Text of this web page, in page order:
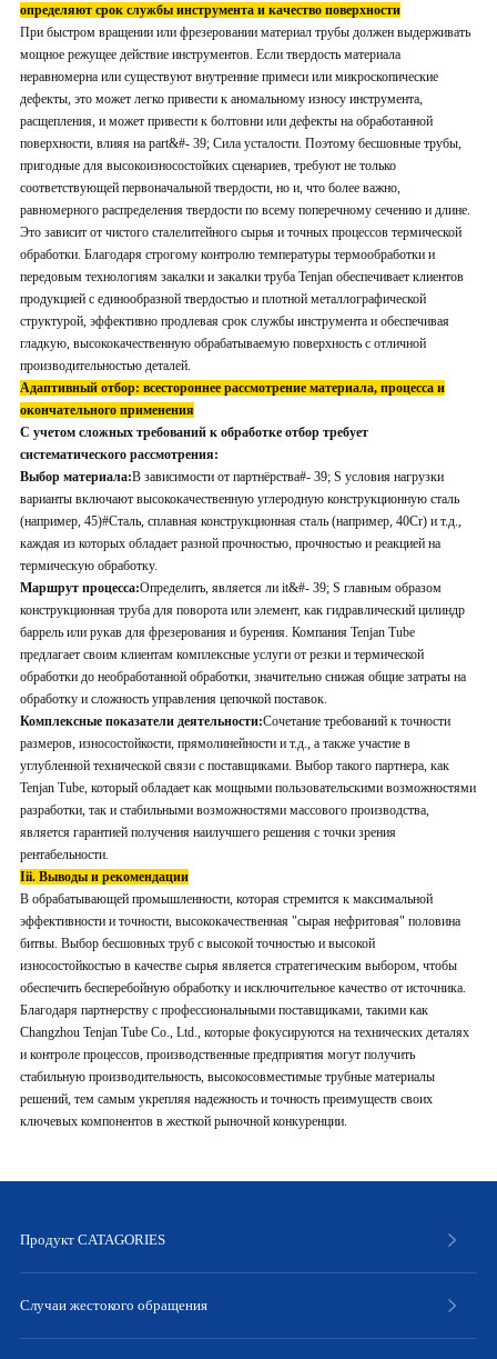
определяют срок службы инструмента и качество поверхности
При быстром вращении или фрезеровании материал трубы должен выдерживать
мощное режущее действие инструментов. Если твердость материала
неравномерна или существуют внутренние примеси или микроскопические
дефекты, это может легко привести к аномальному износу инструмента,
расщепления, и может привести к болтовни или дефекты на обработанной
поверхности, влияя на part&#- 39; Сила усталости. Поэтому бесшовные трубы,
пригодные для высокоизносостойких сценариев, требуют не только
соответствующей первоначальной твердости, но и, что более важно,
равномерного распределения твердости по всему поперечному сечению и длине.
Это зависит от чистого сталелитейного сырья и точных процессов термической
обработки. Благодаря строгому контролю температуры термообработки и
передовым технологиям закалки и закалки труба Tenjan обеспечивает клиентов
продукцией с единообразной твердостью и плотной металлографической
структурой, эффективно продлевая срок службы инструмента и обеспечивая
гладкую, высококачественную обрабатываемую поверхность с отличной
производительностью деталей.
Адаптивный отбор: всестороннее рассмотрение материала, процесса и
окончательного применения
С учетом сложных требований к обработке отбор требует
систематического рассмотрения:
Выбор материала:В зависимости от партнёрства#- 39; S условия нагрузки
варианты включают высококачественную углеродную конструкционную сталь
(например, 45)#Сталь, сплавная конструкционная сталь (например, 40Cr) и т.д.,
каждая из которых обладает разной прочностью, прочностью и реакцией на
термическую обработку.
Маршрут процесса:Определить, является ли it&#- 39; S главным образом
конструкционная труба для поворота или элемент, как гидравлический цилиндр
баррель или рукав для фрезерования и бурения. Компания Tenjan Tube
предлагает своим клиентам комплексные услуги от резки и термической
обработки до необработанной обработки, значительно снижая общие затраты на
обработку и сложность управления цепочкой поставок.
Комплексные показатели деятельности:Сочетание требований к точности
размеров, износостойкости, прямолинейности и т.д., а также участие в
углубленной технической связи с поставщиками. Выбор такого партнера, как
Tenjan Tube, который обладает как мощными пользовательскими возможностями
разработки, так и стабильными возможностями массового производства,
является гарантией получения наилучшего решения с точки зрения
рентабельности.
Iii. Выводы и рекомендации
В обрабатывающей промышленности, которая стремится к максимальной
эффективности и точности, высококачественная "сырая нефритовая" половина
битвы. Выбор бесшовных труб с высокой точностью и высокой
износостойкостью в качестве сырья является стратегическим выбором, чтобы
обеспечить бесперебойную обработку и исключительное качество от источника.
Благодаря партнерству с профессиональными поставщиками, такими как
Changzhou Tenjan Tube Co., Ltd., которые фокусируются на технических деталях
и контроле процессов, производственные предприятия могут получить
стабильную производительность, высокосовместимые трубные материалы
решений, тем самым укрепляя надежность и точность преимуществ своих
ключевых компонентов в жесткой рыночной конкуренции.
Продукт CATAGORIES
Случаи жестокого обращения